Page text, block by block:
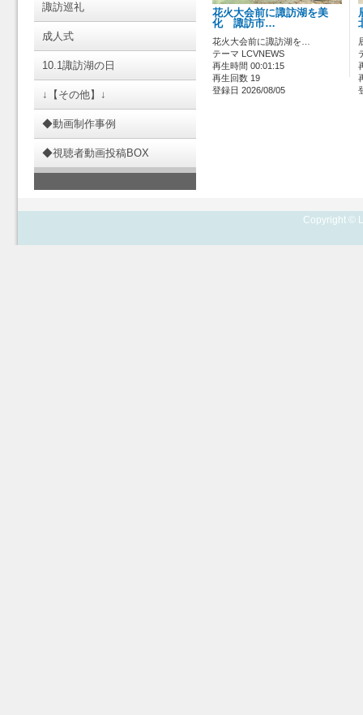
諏訪巡礼
成人式
10.1諏訪湖の日
↓【その他】↓
◆動画制作事例
◆視聴者動画投稿BOX
花火大会前に諏訪湖を美
化 諏訪市…
花火大会前に諏訪湖を…
テーマ LCVNEWS
再生時間 00:01:15
再生回数 19
登録日 2026/08/05
Copyright ©